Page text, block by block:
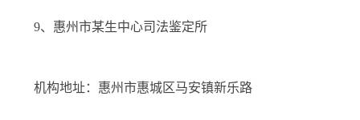
9、惠州市某生中心司法鉴定所
机构地址：惠州市惠城区马安镇新乐路